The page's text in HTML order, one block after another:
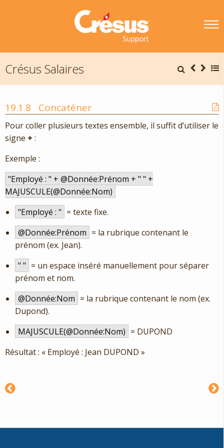
Crésus Salaires
19.1.8 Concaténer
Pour coller plusieurs textes ensemble, il suffit d’utiliser le
signe + :
Exemple :
"Employé : " + @Donnée:Prénom + " " +
MAJUSCULE(@Donnée:Nom)
"Employé : " = texte fixe.
@Donnée:Prénom = la rubrique contenant le
prénom (ex. Jean).
" " = un espace inséré manuellement pour séparer
prénom et nom.
@Donnée:Nom = la rubrique contenant le nom (ex.
Dupond).
MAJUSCULE(@Donnée:Nom) = DUPOND
Résultat : « Employé : Jean DUPOND »